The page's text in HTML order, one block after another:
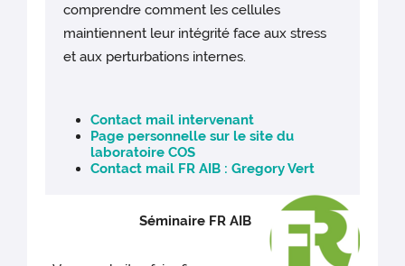
comprendre comment les cellules
maintiennent leur intégrité face aux stress
et aux perturbations internes.
Contact mail intervenant
Page personnelle sur le site du
laboratoire COS
Contact mail FR AIB : Gregory Vert
Séminaire FR AIB